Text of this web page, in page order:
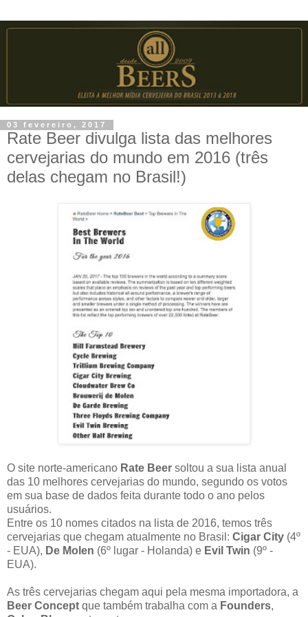
03 fevereiro, 2017
Rate Beer divulga lista das melhores
cervejarias do mundo em 2016 (três
delas chegam no Brasil!)
O site norte-americano Rate Beer soltou a sua lista anual
das 10 melhores cervejarias do mundo, segundo os votos
em sua base de dados feita durante todo o ano pelos
usuários.
Entre os 10 nomes citados na lista de 2016, temos três
cervejarias que chegam atualmente no Brasil: Cigar City (4º
- EUA), De Molen (6º lugar - Holanda) e Evil Twin (9º -
EUA).
As três cervejarias chegam aqui pela mesma importadora, a
Beer Concept que também trabalha com a Founders,